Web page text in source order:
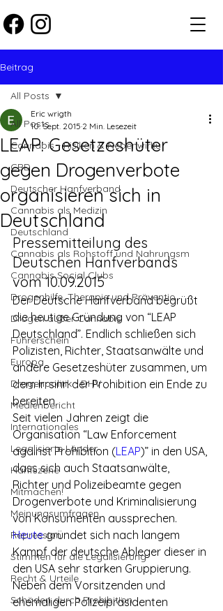
Beitrag
All Posts
Cannabis - Risiken & Nebenwirku
CBD
Deutscher Hanfverband
Cannabis als Medizin
Deutschland
Cannabis als Rohstoff und Nahrungsm
Cannabis Social Clubs
Drogenhilfe, Therapie und Präventio
Drogen außer Cannabis
Führerschein
Europa
Drogenpolitik - DHV
Medienbericht
Internationales
Legalisierte Länder
Hanfszene
Mitmachen!
Meinungsumfragen
Repression
Stimmen für die Legalisierung
Recht & Urteile
Schäden durch Prohibition
All Posts
LEAP: Gesetzeshüter
gegen Drogenverbote
organisieren sich in
Deutschland
Eric wrigth
10. Sept. 2015 2 Min. Lesezeit
Pressemitteilung des
Deutschen Hanfverbands
vom 10.09.2015
Der Deutsche Hanfverband begrüßt
die heutige Gründung von “LEAP
Deutschland”. Endlich schließen sich
Polizisten, Richter, Staatsanwälte und
andere Gesetzeshüter zusammen, um
dem Irrsinn der Prohibition ein Ende zu
bereiten.
Seit vielen Jahren zeigt die
Organisation “Law Enforcement
against Prohibition (LEAP)” in den USA,
dass sich auch Staatsanwälte,
Richter und Polizeibeamte gegen
Drogenverbote und Kriminalisierung
von Konsumenten aussprechen.
Heute gründet sich nach langem
Kampf der deutsche Ableger dieser in
den USA sehr starken Gruppierung.
Neben dem Vorsitzenden und
ehemaligen Polizeipräsidenten